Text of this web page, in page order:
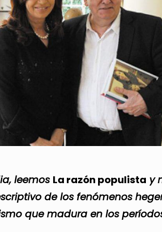
leemos La razón populista y
de los fenómenos
que madura en los